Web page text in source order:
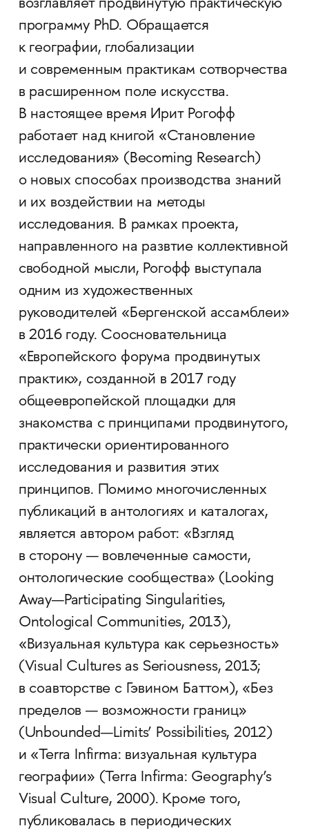
возглавляет продвинутую практическую
программу PhD. Обращается
к географии, глобализации
и современным практикам сотворчества
в расширенном поле искусства.
В настоящее время Ирит Рогофф
работает над книгой «Становление
исследования» (Becoming Research)
о новых способах производства знаний
и их воздействии на методы
исследования. В рамках проекта,
направленного на развтие коллективной
свободной мысли, Рогофф выступала
одним из художественных
руководителей «Бергенской ассамблеи»
в 2016 году. Соосновательница
«Европейского форума продвинутых
практик», созданной в 2017 году
общеевропейской площадки для
знакомства с принципами продвинутого,
практически ориентированного
исследования и развития этих
принципов. Помимо многочисленных
публикаций в антологиях и каталогах,
является автором работ: «Взгляд
в сторону — вовлеченные самости,
онтологические сообщества» (Looking
Away—Participating Singularities,
Ontological Communities, 2013),
«Визуальная культура как серьезность»
(Visual Cultures as Seriousness, 2013;
в соавторстве с Гэвином Баттом), «Без
пределов — возможности границ»
(Unbounded—Limits’ Possibilities, 2012)
и «Terra Infirma: визуальная культура
географии» (Terra Infirma: Geography’s
Visual Culture, 2000). Кроме того,
публиковалась в периодических